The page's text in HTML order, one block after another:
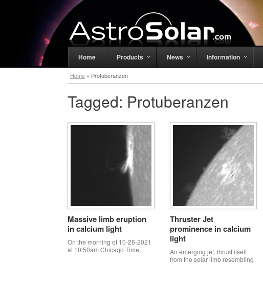
Home Products News Information
Home » Protuberanzen
Tagged: Protuberanzen
Massive limb eruption
in calcium light
On the morning of 10-26-2021
at 10:50am Chicago Time,
Thruster Jet
prominence in calcium
light
An emerging jet, thrust itself
from the solar limb resembling